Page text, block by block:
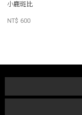
小鹿斑比
NT$ 600